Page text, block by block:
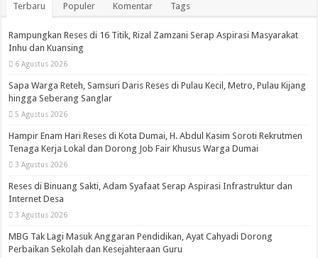
Terbaru Populer Komentar Tags
Rampungkan Reses di 16 Titik, Rizal Zamzani Serap Aspirasi Masyarakat
Inhu dan Kuansing
6 Agustus 2026
Sapa Warga Reteh, Samsuri Daris Reses di Pulau Kecil, Metro, Pulau Kijang
hingga Seberang Sanglar
5 Agustus 2026
Hampir Enam Hari Reses di Kota Dumai, H. Abdul Kasim Soroti Rekrutmen
Tenaga Kerja Lokal dan Dorong Job Fair Khusus Warga Dumai
3 Agustus 2026
Reses di Binuang Sakti, Adam Syafaat Serap Aspirasi Infrastruktur dan
Internet Desa
3 Agustus 2026
MBG Tak Lagi Masuk Anggaran Pendidikan, Ayat Cahyadi Dorong
Perbaikan Sekolah dan Kesejahteraan Guru